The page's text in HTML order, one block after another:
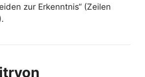
zur Erkenntnis“ (Zeilen